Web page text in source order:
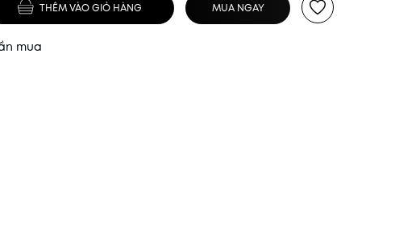
THÊM VÀO GIỎ HÀNG MUA NGAY
mua